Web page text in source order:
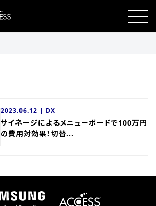
2023.06.12 | DX
サイネージによるメニューボードで100万円
の費用対効果！切替...